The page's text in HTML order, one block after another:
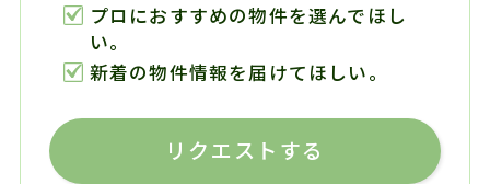
プロにおすすめの物件を選んでほし
い。
新着の物件情報を届けてほしい。
リクエストする